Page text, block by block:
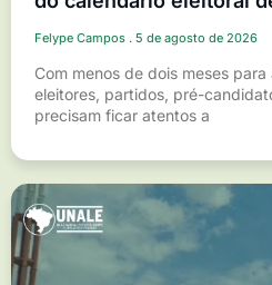
Felype Campos 5 de agosto de 2026
Com menos de dois meses
eleitores, partidos, pré-
precisam ficar atentos a